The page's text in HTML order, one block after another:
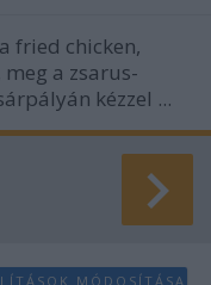
fried chicken,
a zsarus-
kézzel ...
MÓDOSÍTÁSA